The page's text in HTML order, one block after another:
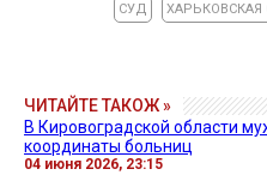
СУД ХАРЬКОВСКАЯ
ЧИТАЙТЕ ТАКОЖ »
В Кировоградской области
координаты больниц
04 июня 2026, 23:15